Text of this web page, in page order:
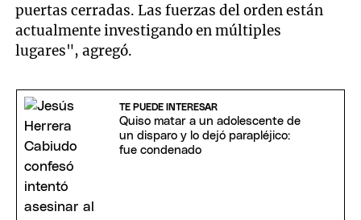
puertas cerradas. Las fuerzas del orden están
actualmente investigando en múltiples
lugares", agregó.
TE PUEDE INTERESAR
Quiso matar a un adolescente de
un disparo y lo dejó parapléjico:
fue condenado